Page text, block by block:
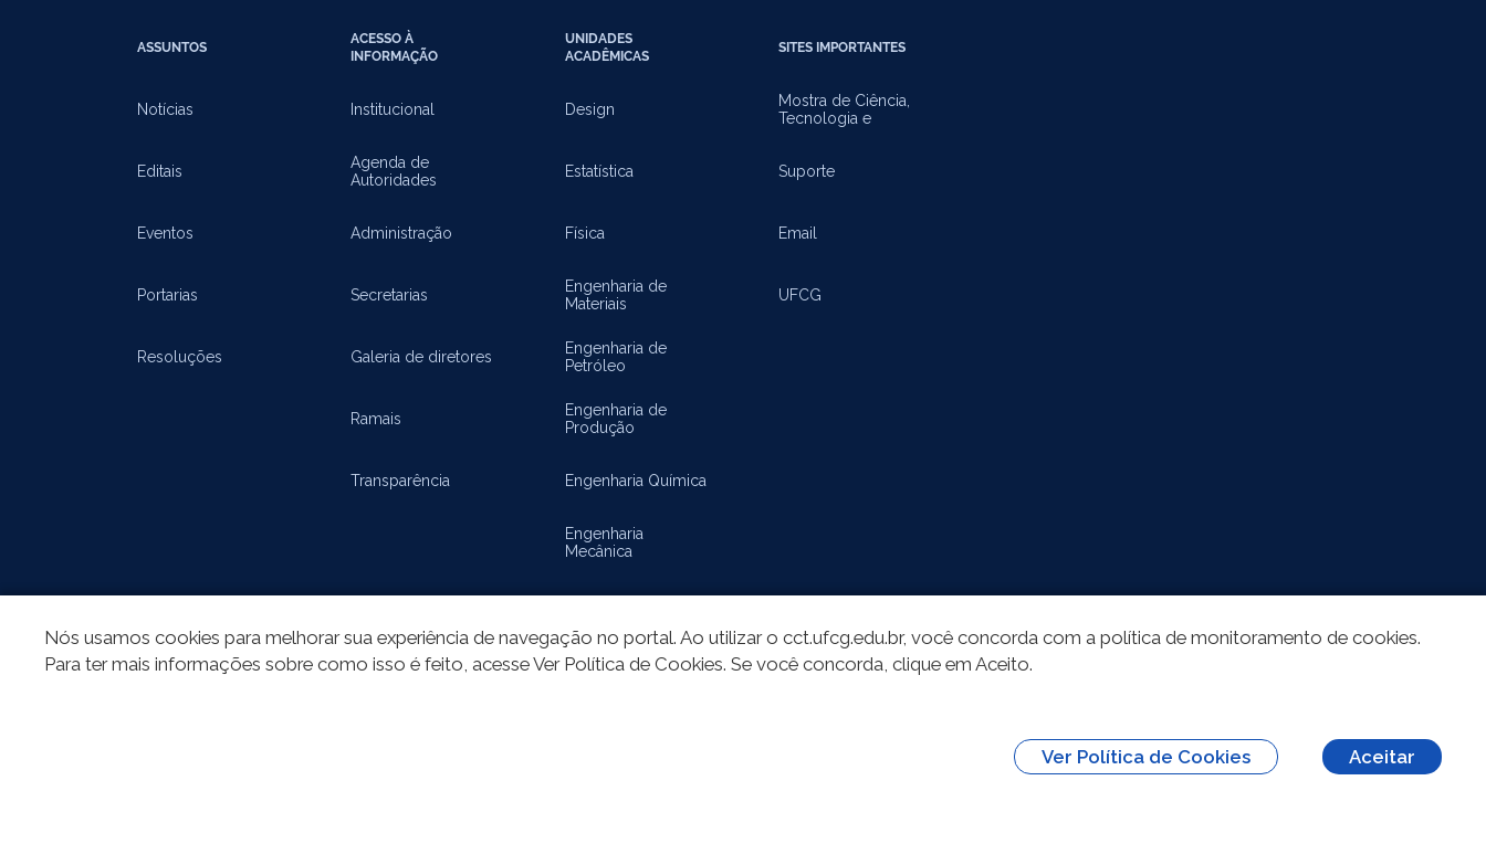
ASSUNTOS
Notícias
Editais
Eventos
Portarias
Resoluções
ACESSO À
INFORMAÇÃO
Institucional
Agenda de
Autoridades
Administração
Secretarias
Galeria de diretores
Ramais
Transparência
UNIDADES
ACADÊMICAS
Design
Estatística
Física
Engenharia de
Materiais
Engenharia de
Petróleo
Engenharia de
Produção
Engenharia Química
Engenharia
Mecânica
SITES IMPORTANTES
Mostra de Ciência,
Tecnologia e
Suporte
Email
UFCG
Nós usamos cookies para melhorar sua experiência de navegação no portal. Ao utilizar o cct.ufcg.edu.br, você concorda com a política de monitoramento de cookies.
Para ter mais informações sobre como isso é feito, acesse Ver Política de Cookies. Se você concorda, clique em Aceito.
Ver Política de Cookies Aceitar